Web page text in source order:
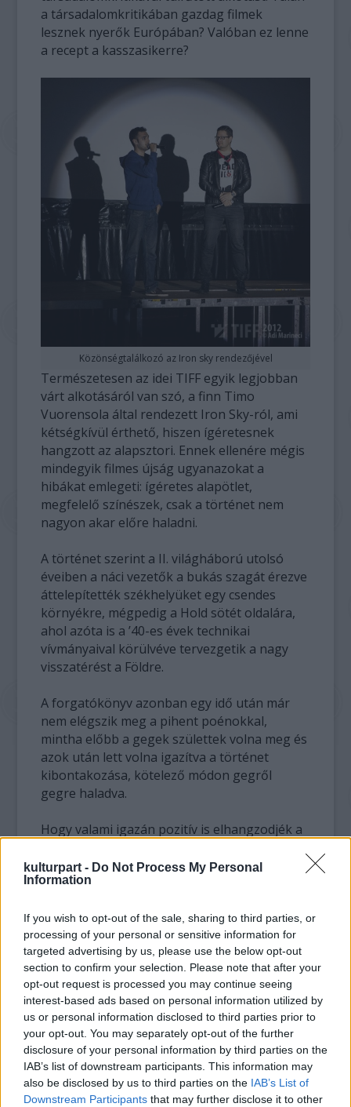
kulturpart - Do Not Process My Personal
Information
If you wish to opt-out of the sale, sharing to third parties, or
processing of your personal or sensitive information for
targeted advertising by us, please use the below opt-out
section to confirm your selection. Please note that after your
opt-out request is processed you may continue seeing
interest-based ads based on personal information utilized by
us or personal information disclosed to third parties prior to
your opt-out. You may separately opt-out of the further
disclosure of your personal information by third parties on the
IAB’s list of downstream participants. This information may
also be disclosed by us to third parties on the IAB’s List of
Downstream Participants that may further disclose it to other
a társadalomkritikában gazdag filmek
lesznek nyerők Európában? Valóban ez lenne
a recept a kasszasikerre?
Közönségtalálkozó az Iron sky rendezőjével
Természetesen az idei TIFF egyik legjobban
várt alkotásáról van szó, a finn Timo
Vuorensola által rendezett Iron Sky-ról, ami
kétségkívül érthető, hiszen ígéretesnek
hangzott az alapsztori. Ennek ellenére mégis
mindegyik filmes újság ugyanazokat a
hibákat emlegeti: ígéretes alapötlet,
megfelelő színészek, csak a történet nem
nagyon akar előre haladni.
A történet szerint a II. világháború utolsó
éveiben a náci vezetők a bukás szagát érezve
áttelepítették székhelyüket egy csendes
környékre, mégpedig a Hold sötét oldalára,
ahol azóta is a ’40-es évek technikai
vívmányaival körülvéve tervezgetik a nagy
visszatérést a Földre.
A forgatókönyv azonban egy idő után már
nem elégszik meg a pihent poénokkal,
mintha előbb a gegek születtek volna meg és
azok után lett volna igazítva a történet
kibontakozása, kötelező módon gegről
gegre haladva.
Hogy valami igazán pozitív is elhangzodjék a
Rendkívül frappánsan volt megjelenítve
részben retró, másrészt futurisztikus náci
en működött, nemcsak a vásznon, de a
fejekben is. A legtöbb nézőnek az a gyanúja
támadt, hogy talán tényleg a Hold náci lakta
vidék.